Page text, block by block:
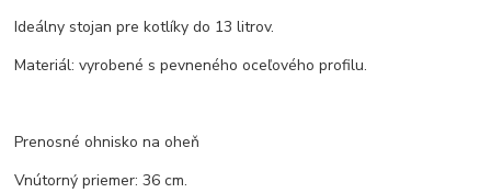
Ideálny stojan pre kotlíky do 13 litrov.
Materiál: vyrobené s pevneného oceľového profilu.
Prenosné ohnisko na oheň
Vnútorný priemer: 36 cm.